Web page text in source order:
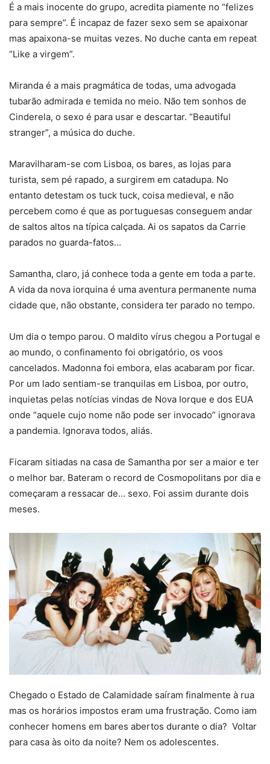
É a mais inocente do grupo, acredita piamente no “felizes
para sempre”. É incapaz de fazer sexo sem se apaixonar
mas apaixona-se muitas vezes. No duche canta em repeat
“Like a virgem”.
Miranda é a mais pragmática de todas, uma advogada
tubarão admirada e temida no meio. Não tem sonhos de
Cinderela, o sexo é para usar e descartar. “Beautiful
stranger”, a música do duche.
Maravilharam-se com Lisboa, os bares, as lojas para
turista, sem pé rapado, a surgirem em catadupa. No
entanto detestam os tuck tuck, coisa medieval, e não
percebem como é que as portuguesas conseguem andar
de saltos altos na típica calçada. Ai os sapatos da Carrie
parados no guarda-fatos…
Samantha, claro, já conhece toda a gente em toda a parte.
A vida da nova iorquina é uma aventura permanente numa
cidade que, não obstante, considera ter parado no tempo.
Um dia o tempo parou. O maldito vírus chegou a Portugal e
ao mundo, o confinamento foi obrigatório, os voos
cancelados. Madonna foi embora, elas acabaram por ficar.
Por um lado sentiam-se tranquilas em Lisboa, por outro,
inquietas pelas notícias vindas de Nova Iorque e dos EUA
onde “aquele cujo nome não pode ser invocado” ignorava
a pandemia. Ignorava todos, aliás.
Ficaram sitiadas na casa de Samantha por ser a maior e ter
o melhor bar. Bateram o record de Cosmopolitans por dia e
começaram a ressacar de… sexo. Foi assim durante dois
meses.
Chegado o Estado de Calamidade saíram finalmente à rua
mas os horários impostos eram uma frustração. Como iam
conhecer homens em bares abertos durante o dia? Voltar
para casa às oito da noite? Nem os adolescentes.